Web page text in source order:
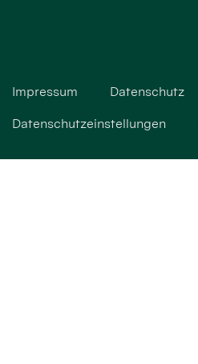
Impressum Datenschutz
Datenschutzeinstellungen